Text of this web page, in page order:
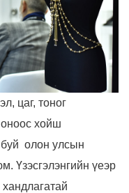
цаг, тоног
хойш
буй олон улсын
Үзэсгэлэнгийн үеэр